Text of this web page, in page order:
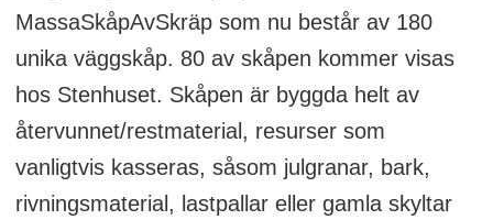
MassaSkåpAvSkräp som nu består av 180
unika väggskåp. 80 av skåpen kommer visas
hos Stenhuset. Skåpen är byggda helt av
återvunnet/restmaterial, resurser som
vanligtvis kasseras, såsom julgranar, bark,
rivningsmaterial, lastpallar eller gamla skyltar